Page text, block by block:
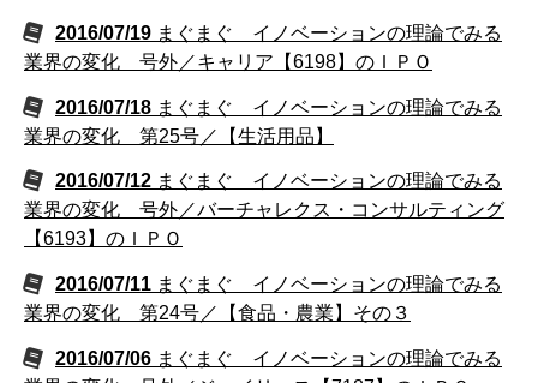
2016/07/19 まぐまぐ イノベーションの理論でみる
業界の変化 号外／キャリア【6198】のＩＰＯ
2016/07/18 まぐまぐ イノベーションの理論でみる
業界の変化 第25号／【生活用品】
2016/07/12 まぐまぐ イノベーションの理論でみる
業界の変化 号外／バーチャレクス・コンサルティング
【6193】のＩＰＯ
2016/07/11 まぐまぐ イノベーションの理論でみる
業界の変化 第24号／【食品・農業】その３
2016/07/06 まぐまぐ イノベーションの理論でみる